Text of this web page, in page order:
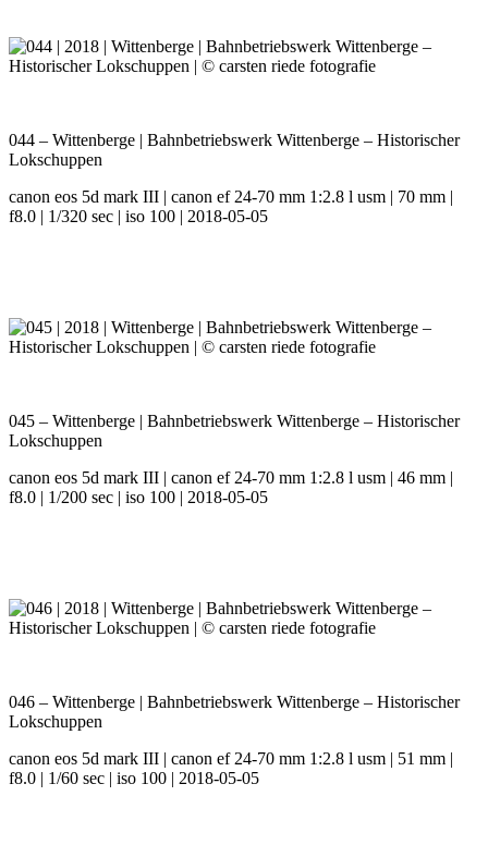
044 – Wittenberge | Bahnbetriebswerk Wittenberge – Historischer
Lokschuppen
canon eos 5d mark III | canon ef 24-70 mm 1:2.8 l usm | 70 mm |
f8.0 | 1/320 sec | iso 100 | 2018-05-05
045 – Wittenberge | Bahnbetriebswerk Wittenberge – Historischer
Lokschuppen
canon eos 5d mark III | canon ef 24-70 mm 1:2.8 l usm | 46 mm |
f8.0 | 1/200 sec | iso 100 | 2018-05-05
046 – Wittenberge | Bahnbetriebswerk Wittenberge – Historischer
Lokschuppen
canon eos 5d mark III | canon ef 24-70 mm 1:2.8 l usm | 51 mm |
f8.0 | 1/60 sec | iso 100 | 2018-05-05